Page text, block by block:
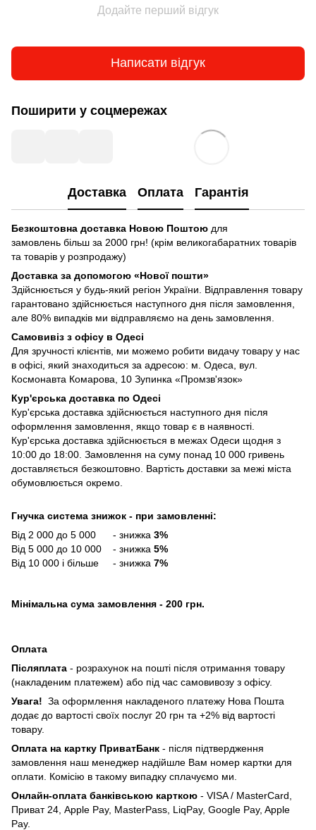
Додайте перший відгук
Написати відгук
Поширити у соцмережах
Доставка Оплата Гарантія
Безкоштовна доставка Новою Поштою для
замовлень більш за 2000 грн! (крім великогабаратних товарів
та товарів у розпродажу)
Доставка за допомогою «Нової пошти»
Здійснюється у будь-який регіон України. Відправлення товару
гарантовано здійснюється наступного дня після замовлення,
але 80% випадків ми відправляємо на день замовлення.
Самовивіз з офісу в Одесі
Для зручності клієнтів, ми можемо робити видачу товару у нас
в офісі, який знаходиться за адресою: м. Одеса, вул.
Космонавта Комарова, 10 Зупинка «Промзв'язок»
Кур'єрська доставка по Одесі
Кур'єрська доставка здійснюється наступного дня після
оформлення замовлення, якщо товар є в наявності.
Кур'єрська доставка здійснюється в межах Одеси щодня з
10:00 до 18:00. Замовлення на суму понад 10 000 гривень
доставляється безкоштовно. Вартість доставки за межі міста
обумовлюється окремо.
Гнучка система знижок - при замовленні:
Від 2 000 до 5 000 - знижка 3%
Від 5 000 до 10 000 - знижка 5%
Від 10 000 і більше - знижка 7%
Мінімальна сума замовлення - 200 грн.
Оплата
Післяплата - розрахунок на пошті після отримання товару
(накладеним платежем) або під час самовивозу з офісу.
Увага! За оформлення накладеного платежу Нова Пошта
додає до вартості своїх послуг 20 грн та +2% від вартості
товару.
Оплата на картку ПриватБанк - після підтвердження
замовлення наш менеджер надійшле Вам номер картки для
оплати. Комісію в такому випадку сплачуємо ми.
Онлайн-оплата банківською карткою - VISA / MasterCard,
Приват 24, Apple Pay, MasterPass, LiqPay, Google Pay, Apple
Pay.